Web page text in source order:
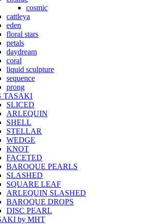
cosmic
cattleya
eden
floral stars
petals
daydream
coral
liquid sculpture
sequence
prong
TASAKI
SLICED
ARLEQUIN
SHELL
STELLAR
WEDGE
KNOT
FACETED
BAROQUE PEARLS
SLASHED
SQUARE LEAF
ARLEQUIN SLASHED
BAROQUE DROPS
DISC PEARL
by MHT